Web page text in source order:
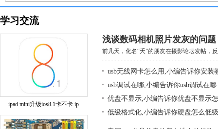
学习交流
ipad mini升级ios8.1卡不卡 ip
浅谈数码相机照片发灰的问题
前几天，化名“夭”的朋友在摄影论坛发帖，
usb无线网卡怎么用,小编告诉你安装
usb调试在哪,小编告诉你usb调试在哪
优盘不显示,小编告诉你优盘不显示
低级格式化,小编告诉你硬盘怎么低